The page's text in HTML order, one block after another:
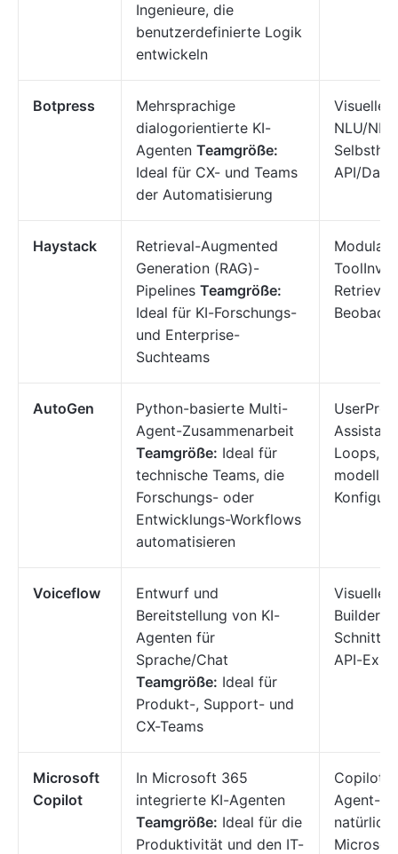
Ingenieure, die
benutzerdefinierte Logik
entwickeln
Botpress
Mehrsprachige
dialogorientierte KI-
Agenten Teamgröße:
Ideal für CX- und Teams
der Automatisierung
Visueller
NLU/
API/
Haystack
Retrieval-Augmented
Generation (RAG)-
Pipelines Teamgröße:
Ideal für KI-Forschungs-
und Enterprise-
Suchteams
AutoGen
Python-basierte Multi-
Agent-Zusammenarbeit
Teamgröße: Ideal für
technische Teams, die
Forschungs- oder
Entwicklungs-Workflows
automatisieren
Loops,
Voiceflow
Entwurf und
Bereitstellung von KI-
Agenten für
Sprache/Chat
Teamgröße: Ideal für
Produkt-, Support- und
CX-Teams
Visueller
Builder,
API-
Microsoft
Copilot
In Microsoft 365
integrierte KI-Agenten
Teamgröße: Ideal für die
Produktivität und den IT-
Copilot
Agent-